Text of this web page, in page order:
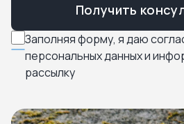
Заполняя форму, я даю
персональных данных и
рассылку
Получить